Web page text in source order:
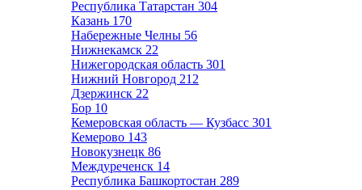
Республика Татарстан 304
Казань 170
Набережные Челны 56
Нижнекамск 22
Нижегородская область 301
Нижний Новгород 212
Дзержинск 22
Бор 10
Кемеровская область — Кузбасс 301
Кемерово 143
Новокузнецк 86
Междуреченск 14
Республика Башкортостан 289